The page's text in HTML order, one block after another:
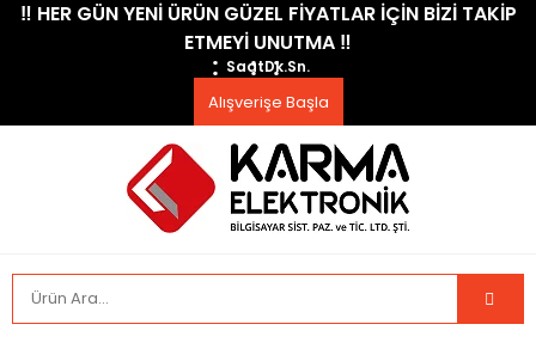
​‼️​ HER GÜN YENİ ÜRÜN GÜZEL FİYATLAR İÇİN BİZİ TAKİP
ETMEYİ UNUTMA ​‼️​
SaatDk.Sn.
Alışverişe Başla